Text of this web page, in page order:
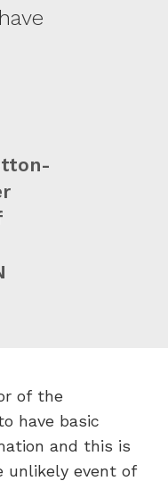
of the
have basic
and this is
unlikely event of